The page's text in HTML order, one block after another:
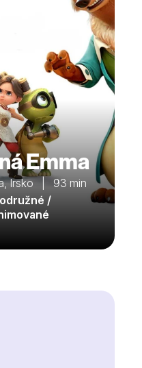
Emma
Irsko | 93 min
/